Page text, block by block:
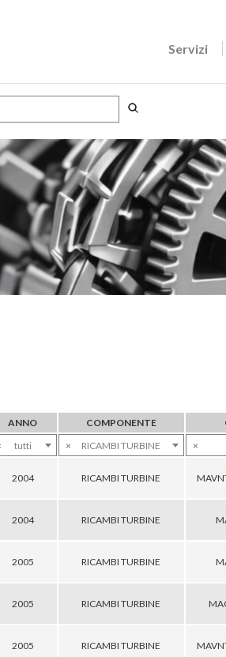
Servizi
ANNO COMPONENTE
tutti × RICAMBI TURBINE ×
2004 RICAMBI TURBINE
2004 RICAMBI TURBINE
2005 RICAMBI TURBINE
2005 RICAMBI TURBINE
2005 RICAMBI TURBINE